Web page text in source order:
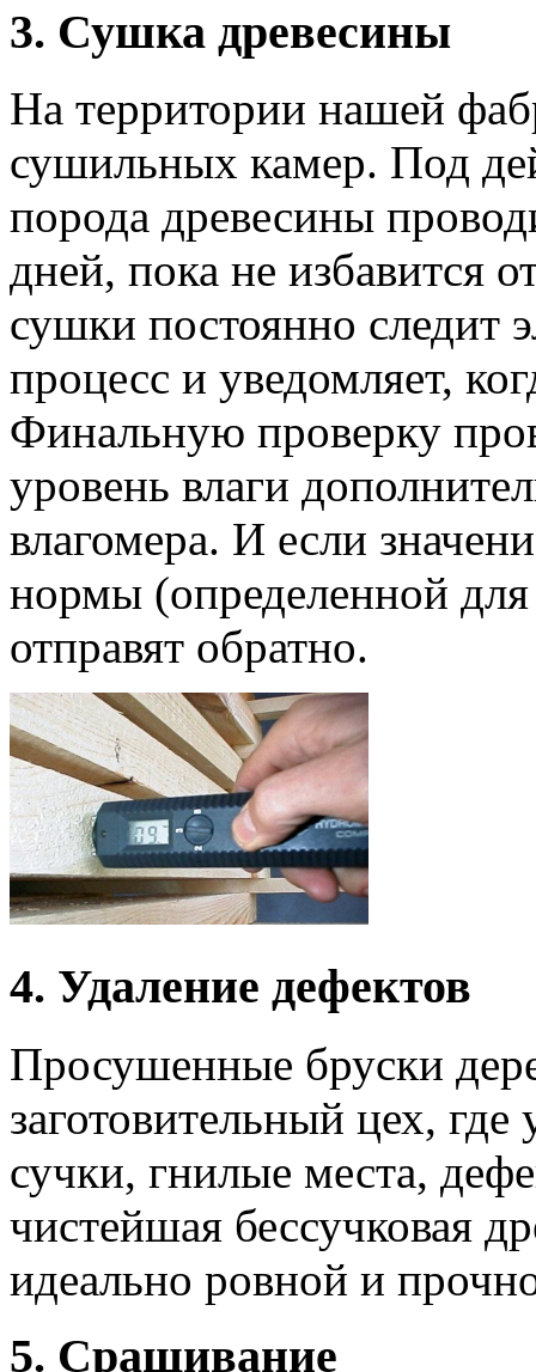
3. Сушка древесины
На территории нашей
сушильных камер. Под
порода древесины
дней, пока не избавится
сушки постоянно следит
процесс и уведомляет,
Финальную проверку
уровень влаги
влагомера. И если
нормы (определенной
отправят обратно.
4. Удаление дефектов
Просушенные бруски
заготовительный цех,
сучки, гнилые места,
чистейшая бессучковая
идеально ровной и
5. Сращивание